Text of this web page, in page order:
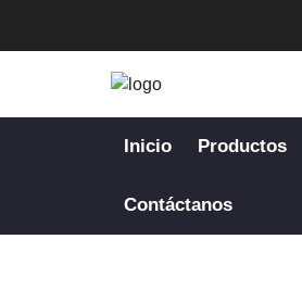
Inicio Productos
Contáctanos